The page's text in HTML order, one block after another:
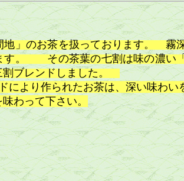
地」のお茶を扱っております。 霧
す。 その茶葉の七割は味の濃い
割ブレンドしました。
ドにより作られたお茶は、深い
わって下さい。